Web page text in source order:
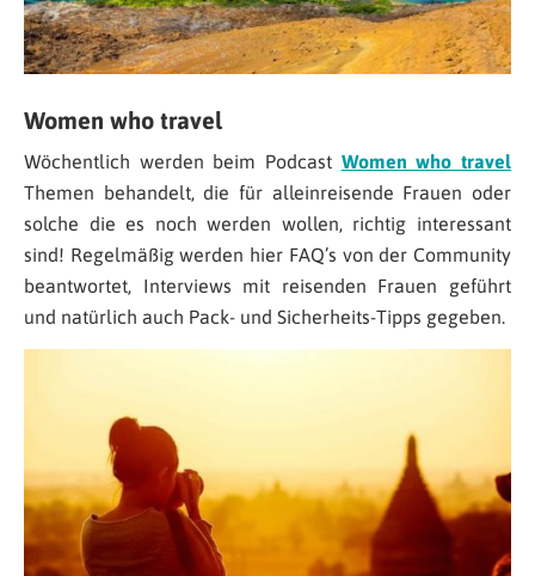
Women who travel
Wöchentlich werden beim Podcast Women who travel
Themen behandelt, die für alleinreisende Frauen oder
solche die es noch werden wollen, richtig interessant
sind! Regelmäßig werden hier FAQ’s von der Community
beantwortet, Interviews mit reisenden Frauen geführt
und natürlich auch Pack- und Sicherheits-Tipps gegeben.